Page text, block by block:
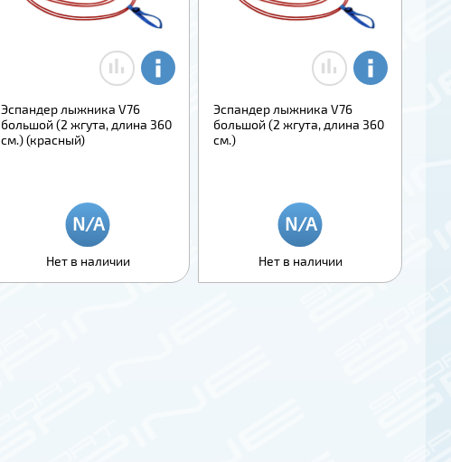
Эспандер лыжника V76
большой (2 жгута, длина 360
см.) (красный)
Нет в наличии
Эспандер лыжника V76
большой (2 жгута, длина 360
см.)
Нет в наличии